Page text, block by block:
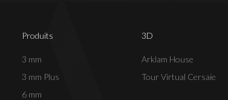
Produits
3 mm
3 mm Plus
6 mm
3D
Arklam House
Tour Virtual Cersaie